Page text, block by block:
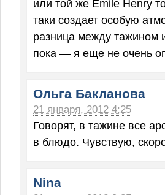
или той же Emile Henry
таки создает особую
разница между
пока — я еще не очень
Ольга Бакланова
21 января, 2012 4:25
Говорят, в тажине все
в блюдо. Чувствую,
Nina